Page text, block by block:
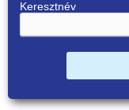
Keresztnév